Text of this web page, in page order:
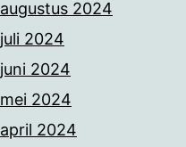
augustus 2024
juli 2024
juni 2024
mei 2024
april 2024